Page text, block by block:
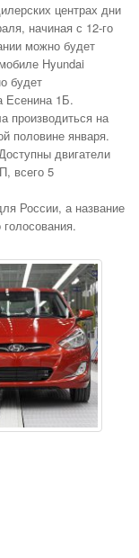
центрах дни
начиная с 12-го
можно будет
Hyundai
будет
Есенина 1Б.
производиться на
половине января.
двигатели
всего 5
России, а название